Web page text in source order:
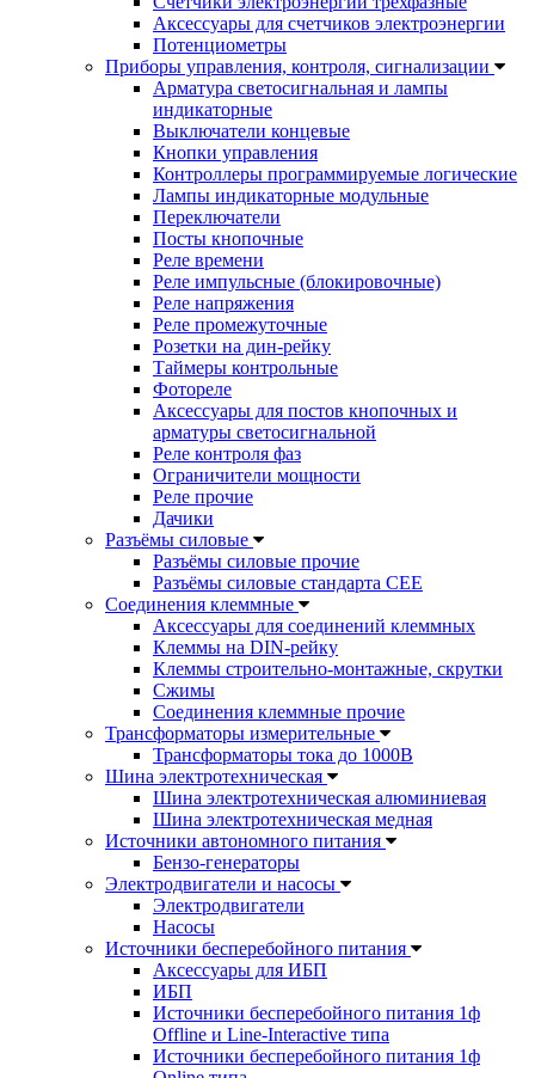
Аксессуары для счетчиков электроэнергии
Потенциометры
Приборы управления, контроля, сигнализации
Арматура светосигнальная и лампы
индикаторные
Выключатели концевые
Кнопки управления
Контроллеры программируемые логические
Лампы индикаторные модульные
Переключатели
Посты кнопочные
Реле времени
Реле импульсные (блокировочные)
Реле напряжения
Реле промежуточные
Розетки на дин-рейку
Таймеры контрольные
Фотореле
Аксессуары для постов кнопочных и
арматуры светосигнальной
Реле контроля фаз
Ограничители мощности
Реле прочие
Дачики
Разъёмы силовые
Разъёмы силовые прочие
Разъёмы силовые стандарта CEE
Соединения клеммные
Аксессуары для соединений клеммных
Клеммы на DIN-рейку
Клеммы строительно-монтажные, скрутки
Сжимы
Соединения клеммные прочие
Трансформаторы измерительные
Трансформаторы тока до 1000В
Шина электротехническая
Шина электротехническая алюминиевая
Шина электротехническая медная
Источники автономного питания
Бензо-генераторы
Электродвигатели и насосы
Электродвигатели
Насосы
Источники бесперебойного питания
Аксессуары для ИБП
ИБП
Источники бесперебойного питания 1ф
Offline и Line-Interactive типа
Источники бесперебойного питания 1ф